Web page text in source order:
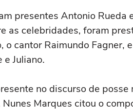
presentes Antonio Rueda
as celebridades, foram
cantor Raimundo Fagner,
Juliano.
no discurso de posse
Marques citou o